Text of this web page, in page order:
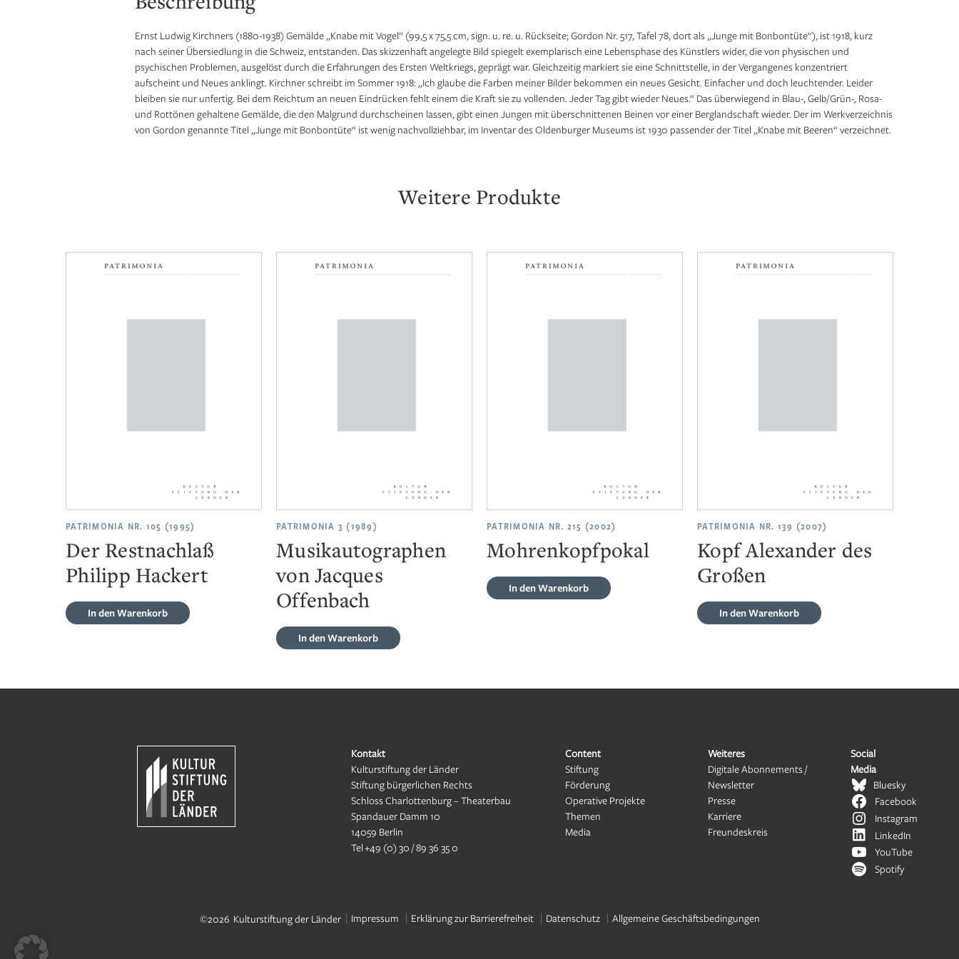
Ernst Ludwig Kirchners (1880-1938) Gemälde „Knabe mit Vogel“ (99,5 x 75,5 cm, sign. u. re. u. Rückseite; Gordon Nr. 517, Tafel 78, dort als „Junge mit Bonbontüte“), ist 1918, kurz
nach seiner Übersiedlung in die Schweiz, entstanden. Das skizzenhaft angelegte Bild spiegelt exemplarisch eine Lebensphase des Künstlers wider, die von physischen und
psychischen Problemen, ausgelöst durch die Erfahrungen des Ersten Weltkriegs, geprägt war. Gleichzeitig markiert sie eine Schnittstelle, in der Vergangenes konzentriert
aufscheint und Neues anklingt. Kirchner schreibt im Sommer 1918: „Ich glaube die Farben meiner Bilder bekommen ein neues Gesicht. Einfacher und doch leuchtender. Leider
bleiben sie nur unfertig. Bei dem Reichtum an neuen Eindrücken fehlt einem die Kraft sie zu vollenden. Jeder Tag gibt wieder Neues.“ Das überwiegend in Blau-, Gelb/Grün-, Rosa-
und Rottönen gehaltene Gemälde, die den Malgrund durchscheinen lassen, gibt einen Jungen mit überschnittenen Beinen vor einer Berglandschaft wieder. Der im Werkverzeichnis
von Gordon genannte Titel „Junge mit Bonbontüte“ ist wenig nachvollziehbar, im Inventar des Oldenburger Museums ist 1930 passender der Titel „Knabe mit Beeren“ verzeichnet.
Weitere Produkte
PATRIMONIA NR. 105 (1995)
Der Restnachlaß
Philipp Hackert
In den Warenkorb
PATRIMONIA 3 (1989)
Musikautographen
von Jacques
Offenbach
In den Warenkorb
PATRIMONIA NR. 215 (2002)
Mohrenkopfpokal
In den Warenkorb
PATRIMONIA NR. 139 (2007)
Kopf Alexander des
Großen
In den Warenkorb
Kontakt
Kulturstiftung der Länder
Stiftung bürgerlichen Rechts
Schloss Charlottenburg – Theaterbau
Spandauer Damm 10
14059 Berlin
Tel+49 (0) 30 / 89 36 35 0
Content
Stiftung
Förderung
Operative Projekte
Themen
Media
Weiteres
Digitale Abonnements /
Newsletter
Presse
Karriere
Freundeskreis
Social
Media
Bluesky
Facebook
Instagram
LinkedIn
YouTube
Spotify
Impressum Erklärung zur Barrierefreiheit Datenschutz Allgemeine Geschäftsbedingungen
©2026 Kulturstiftung der Länder